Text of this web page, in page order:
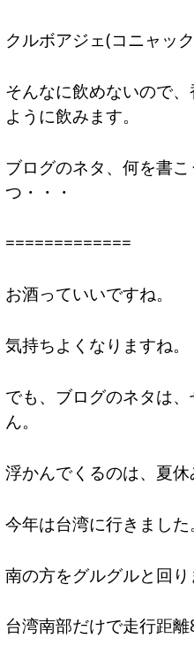
クルボアジェ(コニャッ
そんなに飲めないので
ように飲みます。
ブログのネタ、何を書
つ・・・
=============
お酒っていいですね。
気持ちよくなりますね。
でも、ブログのネタは
ん。
浮かんでくるのは、夏休
今年は台湾に行きました
南の方をグルグルと回り
台湾南部だけで走行距離